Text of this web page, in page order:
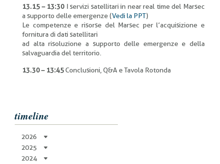
13.15 – 13:30 I servizi satellitari in near real time del Marsec
a supporto delle emergenze (Vedi la PPT)
Le competenze e risorse del Marsec per l’acquisizione e
fornitura di dati satellitari
ad alta risoluzione a supporto delle emergenze e della
salvaguardia del territorio.
13.30 – 13:45Conclusioni, Q&A e Tavola Rotonda
timeline
2026
2025
2024